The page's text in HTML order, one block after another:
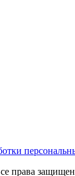
права